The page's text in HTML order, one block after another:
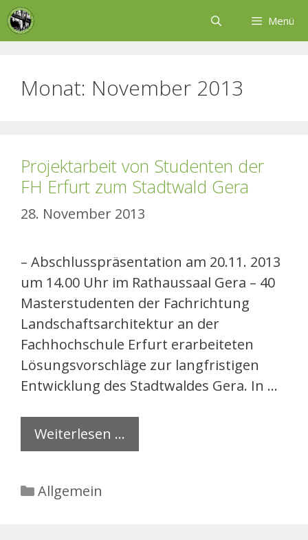
Zum
Inhalt
Menü
Monat: November 2013
Projektarbeit von Studenten der
FH Erfurt zum Stadtwald Gera
28. November 2013
– Abschlusspräsentation am 20.11. 2013
um 14.00 Uhr im Rathaussaal Gera – 40
Masterstudenten der Fachrichtung
Landschaftsarchitektur an der
Fachhochschule Erfurt erarbeiteten
Lösungsvorschläge zur langfristigen
Entwicklung des Stadtwaldes Gera. In …
Weiterlesen …
Kategorien
Allgemein